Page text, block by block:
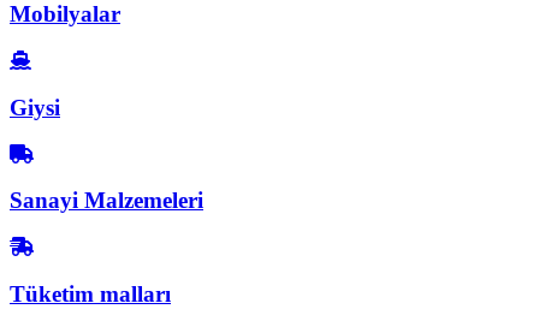
Mobilyalar
Giysi
Sanayi Malzemeleri
Tüketim malları